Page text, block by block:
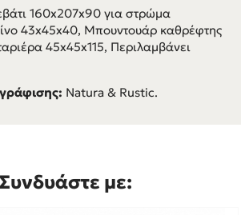
160x207x90 για στρώμα
43x45x40, Μπουντουάρ καθρέφτης
45x45x115, Περιλαμβάνει
Natura & Rustic.
Συνδυάστε με: